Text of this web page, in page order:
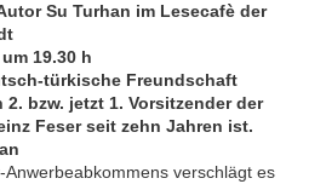
Su Turhan im Lesecafè der
19.30 h
türkische Freundschaft
2. bzw. jetzt 1. Vorsitzender der
Feser seit zehn Jahren ist.
verschlägt es